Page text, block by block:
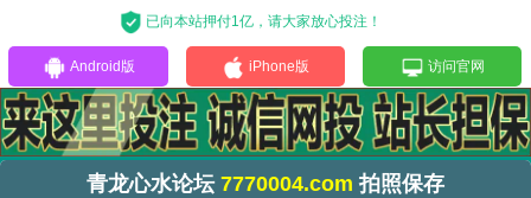
已向本站押付1亿，请大家放心投注！
Android版 iPhone版 访问官网
青龙心水论坛 7770004.com 拍照保存